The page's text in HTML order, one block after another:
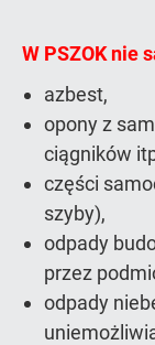
W PSZOK nie
azbest,
opony z
ciągników
części
szyby),
odpady
przez
odpady